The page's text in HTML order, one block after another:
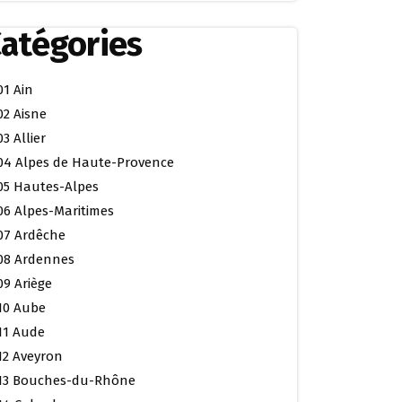
Ain
Aisne
Allier
Alpes de Haute-Provence
Hautes-Alpes
Alpes-Maritimes
Ardêche
Ardennes
Ariège
Aube
Aude
Aveyron
Bouches-du-Rhône